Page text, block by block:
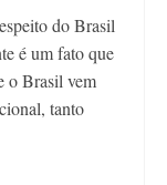
do Brasil
é um fato que
o Brasil vem
tanto